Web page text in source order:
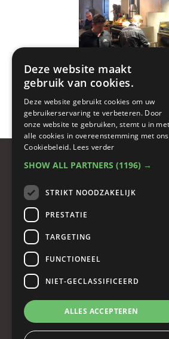
< Josper
Deze website maakt
gebruik van cookies.
Deze website gebruikt cookies om uw
gebruikerservaring te verbeteren. Door
onze website te gebruiken, stemt u in met
alle cookies in overeenstemming met ons
Cookiebeleid. Lees verder
SHOW ALL PARTNERS (1196) →
STRIKT NOODZAKELIJK
PRESTATIE
TARGETING
FUNCTIONEEL
NIET-GECLASSIFICEERD
ALLES ACCEPTEREN